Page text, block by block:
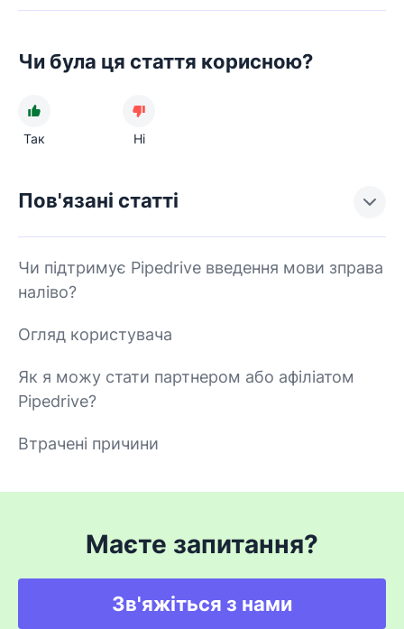
Чи була ця стаття корисною?
Так Ні
Пов'язані статті
Чи підтримує Pipedrive введення мови зправа
наліво?
Огляд користувача
Як я можу стати партнером або афіліатом
Pipedrive?
Втрачені причини
Маєте запитання?
Зв'яжіться з нами